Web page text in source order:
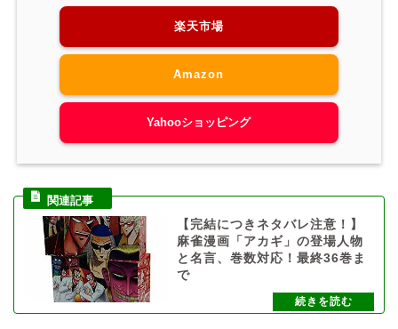
楽天市場
Amazon
Yahooショッピング
【完結につきネタバレ注意！】
麻雀漫画「アカギ」の登場人物
と名言、巻数対応！最終36巻ま
で